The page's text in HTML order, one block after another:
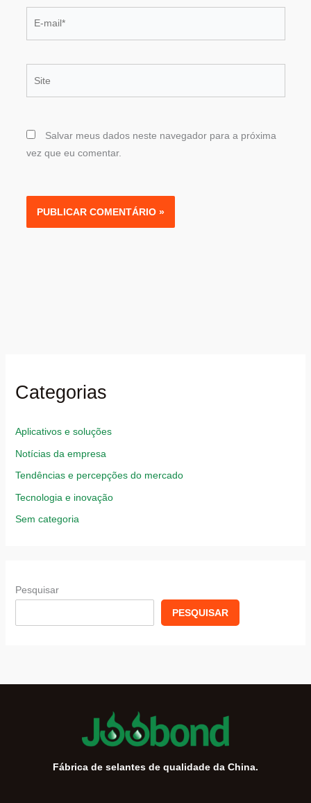
Categorias
Aplicativos e soluções
Notícias da empresa
Tendências e percepções do mercado
Tecnologia e inovação
Sem categoria
Pesquisar
PESQUISAR
Salvar meus dados neste navegador para a próxima
vez que eu comentar.
Fábrica de selantes de qualidade da China.